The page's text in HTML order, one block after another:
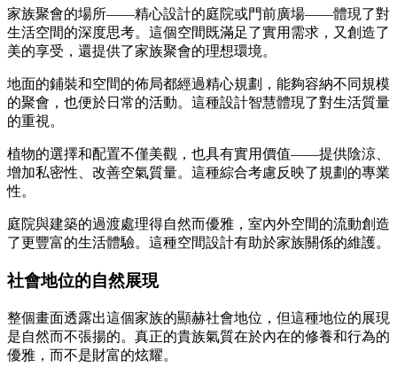
家族聚會的場所——精心設計的庭院或門前廣場——體現了對
生活空間的深度思考。這個空間既滿足了實用需求，又創造了
美的享受，還提供了家族聚會的理想環境。
地面的鋪裝和空間的佈局都經過精心規劃，能夠容納不同規模
的聚會，也便於日常的活動。這種設計智慧體現了對生活質量
的重視。
植物的選擇和配置不僅美觀，也具有實用價值——提供陰涼、
增加私密性、改善空氣質量。這種綜合考慮反映了規劃的專業
性。
庭院與建築的過渡處理得自然而優雅，室內外空間的流動創造
了更豐富的生活體驗。這種空間設計有助於家族關係的維護。
社會地位的自然展現
整個畫面透露出這個家族的顯赫社會地位，但這種地位的展現
是自然而不張揚的。真正的貴族氣質在於內在的修養和行為的
優雅，而不是財富的炫耀。